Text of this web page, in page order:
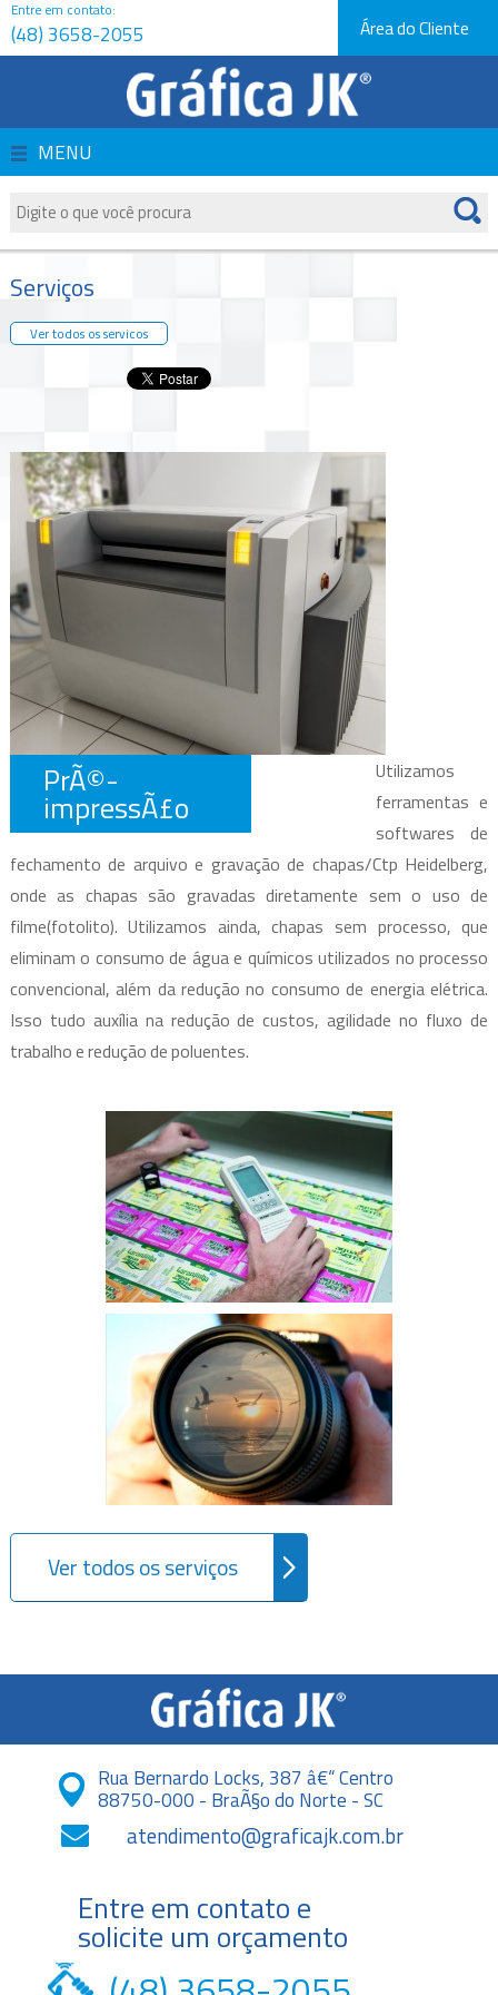
Página Inicial
Produtos
Novidades e Dicas
Fale Conosco
Área do Cliente
Entre em contato:
(48) 3658-2055
MENU
Serviços
Ver todos os servicos
PrÃ©-
impressÃ£o
Utilizamos
ferramentas e
softwares de
fechamento de arquivo e gravação de chapas/Ctp Heidelberg,
onde as chapas são gravadas diretamente sem o uso de
filme(fotolito). Utilizamos ainda, chapas sem processo, que
eliminam o consumo de água e químicos utilizados no processo
convencional, além da redução no consumo de energia elétrica.
Isso tudo auxília na redução de custos, agilidade no fluxo de
trabalho e redução de poluentes.
Ver todos os serviços
Rua Bernardo Locks, 387 â€“ Centro
88750-000 - BraÃ§o do Norte - SC
atendimento@graficajk.com.br
Entre em contato e
solicite um orçamento